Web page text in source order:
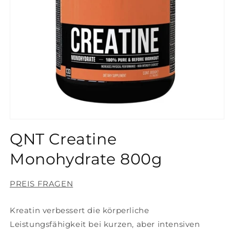
in
Modal
öffnen
QNT Creatine
Monohydrate 800g
PREIS FRAGEN
Kreatin verbessert die körperliche
Leistungsfähigkeit bei kurzen, aber intensiven